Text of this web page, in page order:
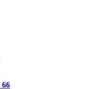
66